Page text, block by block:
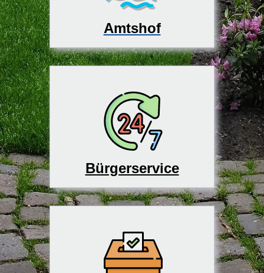
Amtshof
Bürgerservice